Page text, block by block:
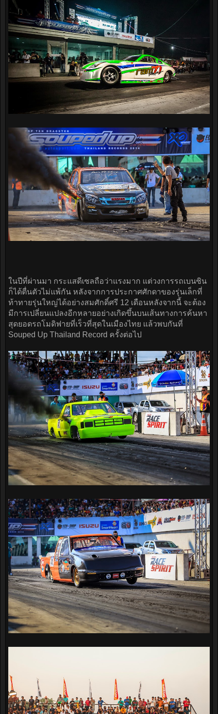
ในปีที่ผ่านมา กระแสดีเซลถือว่าแรงมาก แต่วงการรถเบนซิน
ก็ได้ตื่นตัวไม่แพ้กัน หลังจากการประกาศศักดาของรุ่นเล็กที่
ท้าทายรุ่นใหญ่ได้อย่างสมศักดิ์ศรี 12 เดือนหลังจากนี้ จะต้อง
มีการเปลี่ยนแปลงอีกหลายอย่างเกิดขึ้นบนเส้นทางการค้นหา
สุดยอดรถโมดิฟายที่เร็วที่สุดในเมืองไทย แล้วพบกันที่
Souped Up Thailand Record ครั้งต่อไป